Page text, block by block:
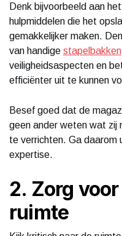
Denk bijvoorbeeld aan
hulpmiddelen die het
gemakkelijker maken.
van handige stapelbakken
veiligheidsaspecten en
efficiënter uit te kunnen
Besef goed dat de
geen ander weten wat zij
te verrichten. Ga daarom
expertise.
2. Zorg
ruimte